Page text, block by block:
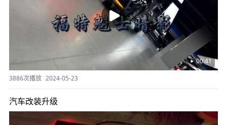
00:41
3886次播放 2024-05-23
汽车改装升级